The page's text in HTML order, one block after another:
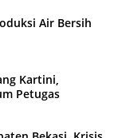
Air Bersih
Kartini,
Petugas